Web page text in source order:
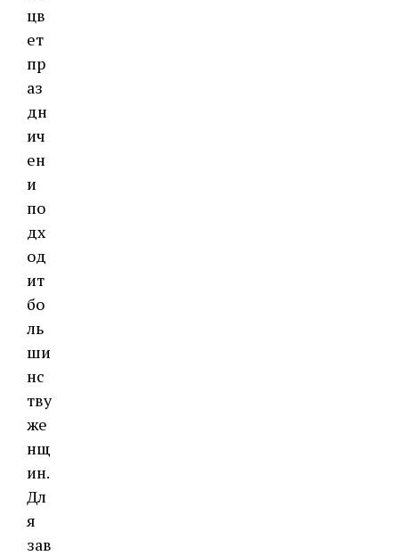
цв
ет
пр
аз
дн
ич
ен
и
по
дх
од
ит
бо
ль
ши
нс
тву
же
нщ
ин.
Дл
я
зав